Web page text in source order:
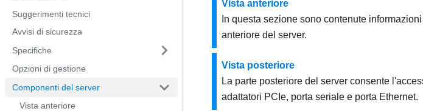
Suggerimenti tecnici
Avvisi di sicurezza
Specifiche
Opzioni di gestione
Componenti del server
Vista anteriore
Vista anteriore
In questa sezione sono contenute
anteriore del server.
Vista posteriore
La parte posteriore del server consente
adattatori PCIe, porta seriale e porta Ethernet.